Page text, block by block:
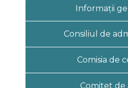
Informații
Istoria
Istoria sistemului
Funcţiile
Consiliul de
Comisia de
Comitet de